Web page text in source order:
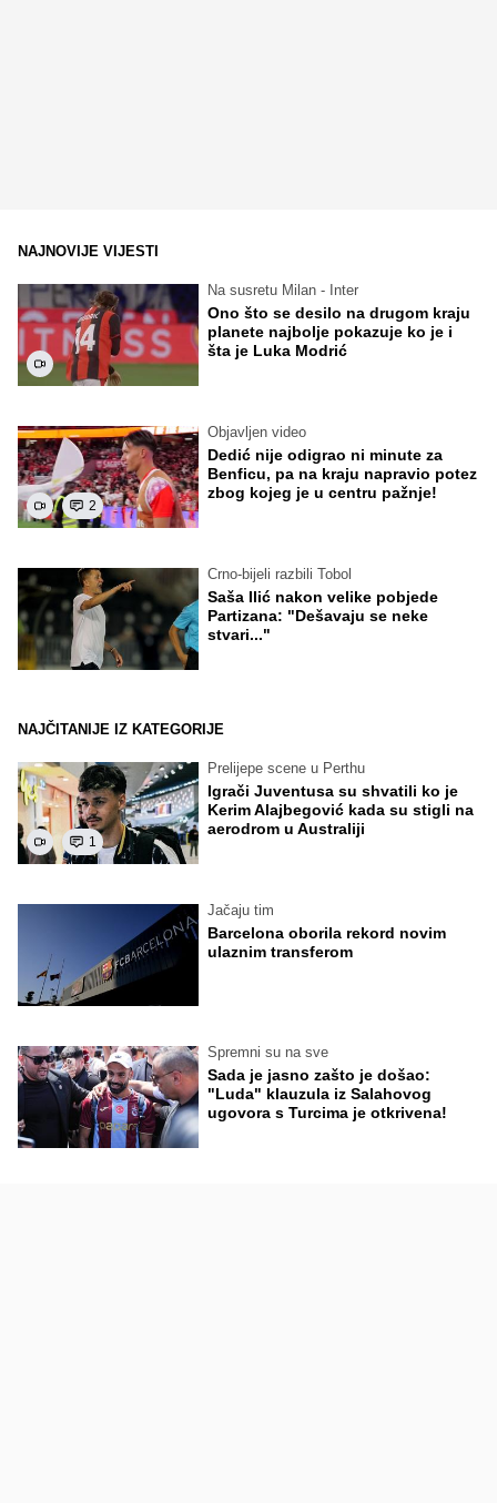
NAJNOVIJE VIJESTI
Na susretu Milan - Inter
Ono što se desilo na drugom kraju
planete najbolje pokazuje ko je i
šta je Luka Modrić
2
Objavljen video
Dedić nije odigrao ni minute za
Benficu, pa na kraju napravio potez
zbog kojeg je u centru pažnje!
Crno-bijeli razbili Tobol
Saša Ilić nakon velike pobjede
Partizana: "Dešavaju se neke
stvari..."
NAJČITANIJE IZ KATEGORIJE
1
Prelijepe scene u Perthu
Igrači Juventusa su shvatili ko je
Kerim Alajbegović kada su stigli na
aerodrom u Australiji
Jačaju tim
Barcelona oborila rekord novim
ulaznim transferom
Spremni su na sve
Sada je jasno zašto je došao:
"Luda" klauzula iz Salahovog
ugovora s Turcima je otkrivena!